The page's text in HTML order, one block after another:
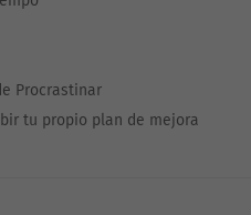
Procrastinar
tu propio plan de mejora